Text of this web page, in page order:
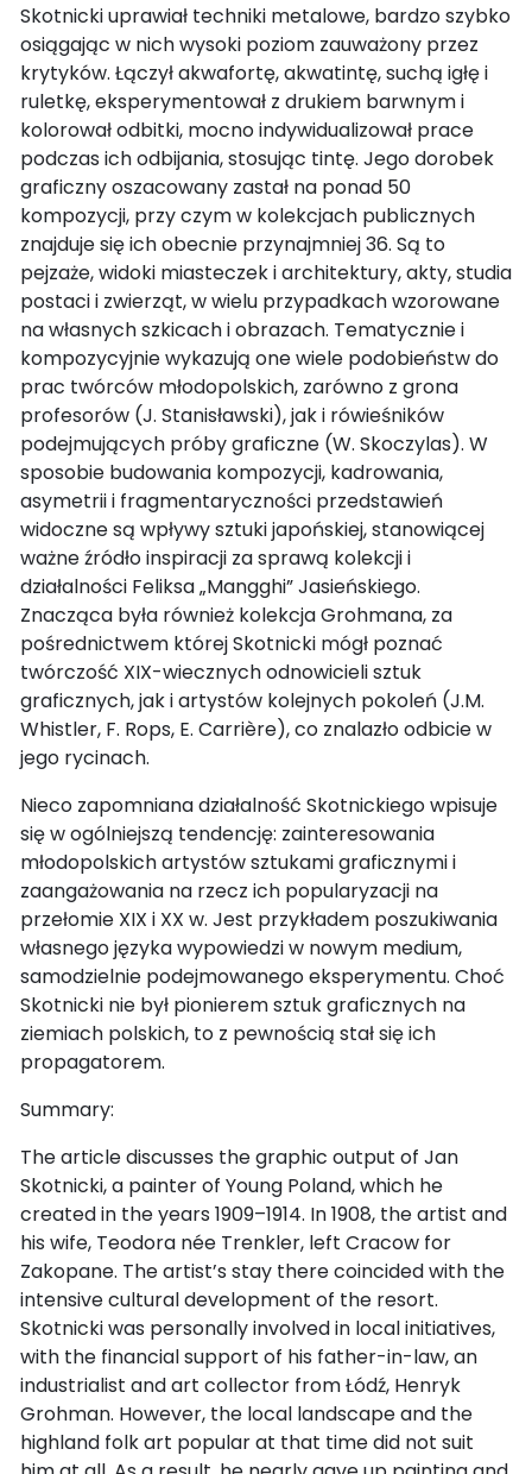
Skotnicki uprawiał techniki metalowe, bardzo szybko
osiągając w nich wysoki poziom zauważony przez
krytyków. Łączył akwafortę, akwatintę, suchą igłę i
ruletkę, eksperymentował z drukiem barwnym i
kolorował odbitki, mocno indywidualizował prace
podczas ich odbijania, stosując tintę. Jego dorobek
graficzny oszacowany zastał na ponad 50
kompozycji, przy czym w kolekcjach publicznych
znajduje się ich obecnie przynajmniej 36. Są to
pejzaże, widoki miasteczek i architektury, akty, studia
postaci i zwierząt, w wielu przypadkach wzorowane
na własnych szkicach i obrazach. Tematycznie i
kompozycyjnie wykazują one wiele podobieństw do
prac twórców młodopolskich, zarówno z grona
profesorów (J. Stanisławski), jak i rówieśników
podejmujących próby graficzne (W. Skoczylas). W
sposobie budowania kompozycji, kadrowania,
asymetrii i fragmentaryczności przedstawień
widoczne są wpływy sztuki japońskiej, stanowiącej
ważne źródło inspiracji za sprawą kolekcji i
działalności Feliksa „Mangghi” Jasieńskiego.
Znacząca była również kolekcja Grohmana, za
pośrednictwem której Skotnicki mógł poznać
twórczość XIX-wiecznych odnowicieli sztuk
graficznych, jak i artystów kolejnych pokoleń (J.M.
Whistler, F. Rops, E. Carrière), co znalazło odbicie w
jego rycinach.
Nieco zapomniana działalność Skotnickiego wpisuje
się w ogólniejszą tendencję: zainteresowania
młodopolskich artystów sztukami graficznymi i
zaangażowania na rzecz ich popularyzacji na
przełomie XIX i XX w. Jest przykładem poszukiwania
własnego języka wypowiedzi w nowym medium,
samodzielnie podejmowanego eksperymentu. Choć
Skotnicki nie był pionierem sztuk graficznych na
ziemiach polskich, to z pewnością stał się ich
propagatorem.
Summary:
The article discusses the graphic output of Jan
Skotnicki, a painter of Young Poland, which he
created in the years 1909–1914. In 1908, the artist and
his wife, Teodora née Trenkler, left Cracow for
Zakopane. The artist’s stay there coincided with the
intensive cultural development of the resort.
Skotnicki was personally involved in local initiatives,
with the financial support of his father-in-law, an
industrialist and art collector from Łódź, Henryk
Grohman. However, the local landscape and the
highland folk art popular at that time did not suit